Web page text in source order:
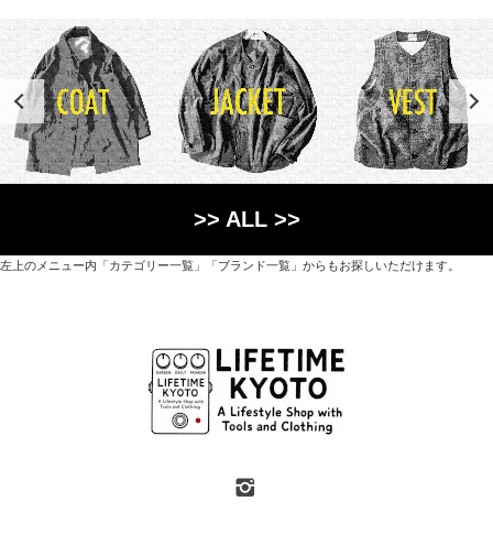
>> ALL >>
左上のメニュー内「カテゴリー一覧」「ブランド一覧」からもお探しいただけます。
オリジナルを含むファッションアイテムが中心の
京都・紫野にあるライフスタイルショップです。
京都府京都市北区紫野上築山町21（1階と2階）
定休日 / 水・日曜